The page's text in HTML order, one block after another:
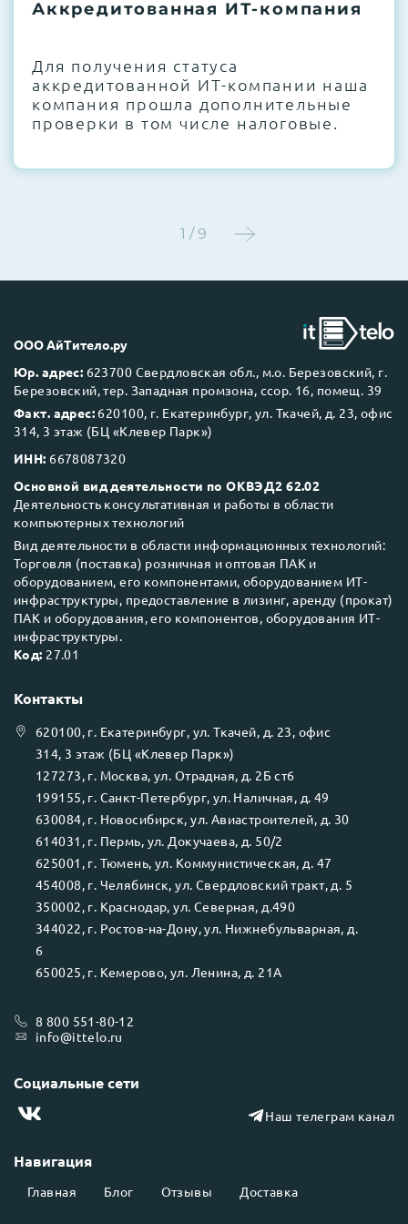
термоинтерфейсов, замена батареек
Этап 4:Стресс-тестирование под 100%
нагрузкой в течение 72 часов для
проверки стабильности всех подсистем
Next Business Day (NBD)
Аккредитованная ИТ-компания
Для получения статуса
аккредитованной ИТ-компании наша
компания прошла дополнительные
проверки в том числе налоговые.
1 / 9
ООО АйТитело.ру
Юр. адрес: 623700 Свердловская обл., м.о. Березовский, г.
Березовский, тер. Западная промзона, ссор. 16, помещ. 39
Факт. адрес: 620100, г. Екатеринбург, ул. Ткачей, д. 23, офис
314, 3 этаж (БЦ «Клевер Парк»)
ИНН: 6678087320
Основной вид деятельности по ОКВЭД2 62.02
Деятельность консультативная и работы в области
компьютерных технологий
Вид деятельности в области информационных технологий:
Торговля (поставка) розничная и оптовая ПАК и
оборудованием, его компонентами, оборудованием ИТ-
инфраструктуры, предоставление в лизинг, аренду (прокат)
ПАК и оборудования, его компонентов, оборудования ИТ-
инфраструктуры.
Код: 27.01
Навигация
Главная Блог Отзывы Доставка
Контакты
620100, г. Екатеринбург, ул.Ткачей, д. 23, офис
314, 3 этаж (БЦ «Клевер Парк»)
127273, г. Москва, ул. Отрадная, д. 2Б ст6
199155, г. Санкт-Петербург, ул. Наличная, д. 49
630084, г. Новосибирск, ул. Авиастроителей, д. 30
614031 , г. Пермь, ул. Докучаева, д. 50/2
625001 , г. Тюмень, ул. Коммунистическая, д. 47
454008, г. Челябинск, ул. Свердловский тракт, д. 5
350002, г. Краснодар, ул. Северная, д.490
344022, г. Ростов-на-Дону, ул. Нижнебульварная, д.
6
650025, г. Кемерово, ул. Ленина, д. 21А
8 800 551-80-12
info@ittelo.ru
Социальные сети
Наш телеграм канал